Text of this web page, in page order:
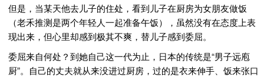
但是，当某天他去儿子的住处，看到儿子在厨房为女朋友做饭
（老禾推测是两个年轻人一起准备午饭），虽然没有在态度上表
现出来，但心里却感到极其不爽，替儿子感到委屈。
委屈来自何处？到她自己这一代为止，日本的传统是“男子远庖
厨”。自己的丈夫就从来没进过厨房，过的是衣来伸手、饭来张口